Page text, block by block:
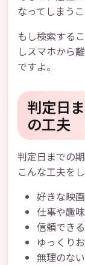
なってしまう
もし検索する
しスマホから
ですよ。
判定日
の工夫
判定日までの
こんな工夫を
好きな映
仕事や趣
信頼でき
ゆっくり
無理のな